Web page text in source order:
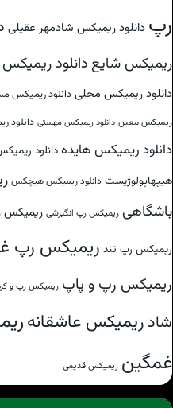
رپ دانلود ریمیکس شادمهر عقیلی
ریمیکس شایع دانلود
دانلود ریمیکس محلی دانلود ریمیکس
ریمیکس معین دانلود ریمیکس مهستی دانلود
دانلود ریمیکس هایده دانلود
هیپهاپولوژیست دانلود ریمیکس هیچکس
باشگاهی ریمیکس رپ انگیزشی ریمیکس
ریمیکس رپ تند ریمیکس رپ
ریمیکس رپ و پاپ ریمیکس رپ و
شادریمیکس عاشقانه
غمگین ریمیکس قدیمی